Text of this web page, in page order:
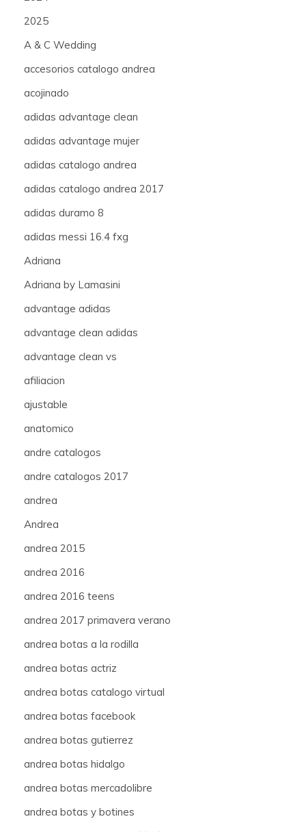
2025
A & C Wedding
accesorios catalogo andrea
acojinado
adidas advantage clean
adidas advantage mujer
adidas catalogo andrea
adidas catalogo andrea 2017
adidas duramo 8
adidas messi 16.4 fxg
Adriana
Adriana by Lamasini
advantage adidas
advantage clean adidas
advantage clean vs
afiliacion
ajustable
anatomico
andre catalogos
andre catalogos 2017
andrea
Andrea
andrea 2015
andrea 2016
andrea 2016 teens
andrea 2017 primavera verano
andrea botas a la rodilla
andrea botas actriz
andrea botas catalogo virtual
andrea botas facebook
andrea botas gutierrez
andrea botas hidalgo
andrea botas mercadolibre
andrea botas y botines